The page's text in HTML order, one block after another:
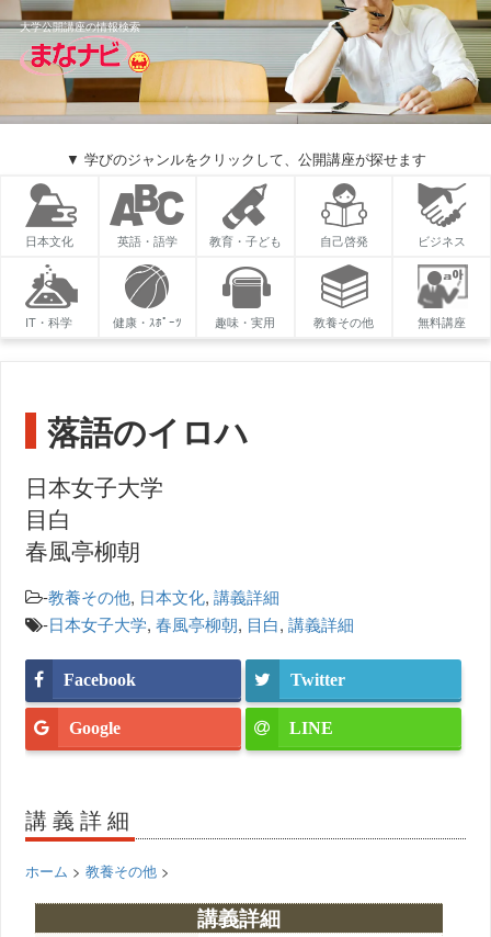
大学公開講座の情報検索
▼ 学びのジャンルをクリックして、公開講座が探せます
日本文化 英語・語学 教育・子ども 自己啓発 ビジネス
IT・科学 健康・ｽﾎﾟｰﾂ 趣味・実用 教養その他 無料講座
落語のイロハ
日本女子大学
目白
春風亭柳朝
-教養その他, 日本文化,講義詳細
-日本女子大学,春風亭柳朝, 目白,講義詳細
Facebook Twitter
Google LINE
講義詳細
ホーム >教養その他 >
講義詳細